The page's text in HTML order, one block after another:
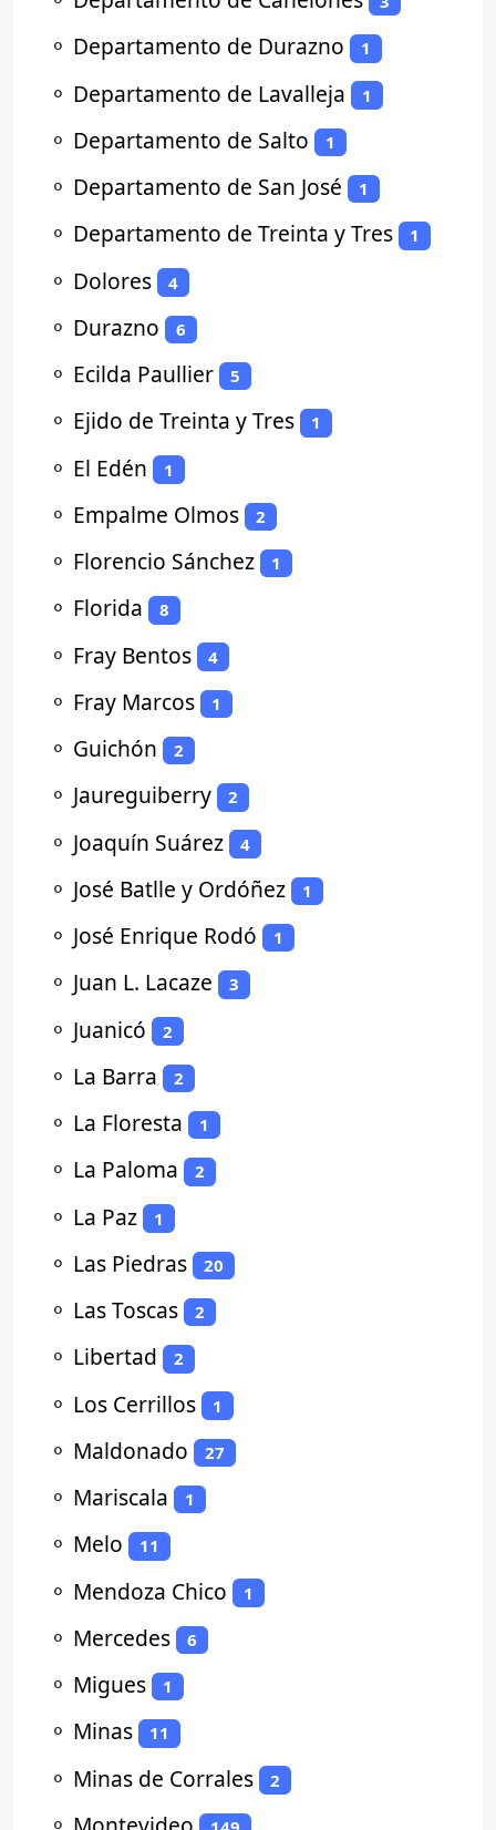
⚬ Departamento de Durazno 1
⚬ Departamento de Lavalleja 1
⚬ Departamento de Salto 1
⚬ Departamento de San José 1
⚬ Departamento de Treinta y Tres 1
⚬ Dolores 4
⚬ Durazno 6
⚬ Ecilda Paullier 5
⚬ Ejido de Treinta y Tres 1
⚬ El Edén 1
⚬ Empalme Olmos 2
⚬ Florencio Sánchez 1
⚬ Florida 8
⚬ Fray Bentos 4
⚬ Fray Marcos 1
⚬ Guichón 2
⚬ Jaureguiberry 2
⚬ Joaquín Suárez 4
⚬ José Batlle y Ordóñez 1
⚬ José Enrique Rodó 1
⚬ Juan L. Lacaze 3
⚬ Juanicó 2
⚬ La Barra 2
⚬ La Floresta 1
⚬ La Paloma 2
⚬ La Paz 1
⚬ Las Piedras 20
⚬ Las Toscas 2
⚬ Libertad 2
⚬ Los Cerrillos 1
⚬ Maldonado 27
⚬ Mariscala 1
⚬ Melo 11
⚬ Mendoza Chico 1
⚬ Mercedes 6
⚬ Migues 1
⚬ Minas 11
⚬ Minas de Corrales 2